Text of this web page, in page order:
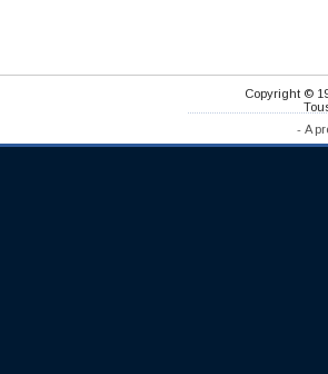
Copyright ©
- A